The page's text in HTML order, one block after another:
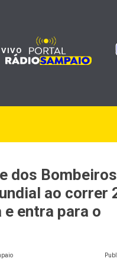
dos
ao correr
entra para o